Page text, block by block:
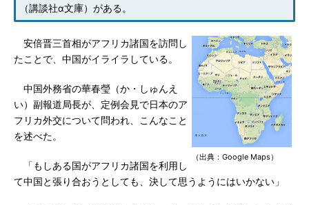
（講談社α文庫）がある。
（出典：Google Maps）
安倍晋三首相がアフリカ諸国を訪問し
たことで、中国がイライラしている。
中国外務省の華春瑩（か・しゅんえ
い）副報道局長が、定例会見で日本のア
フリカ外交について問われ、こんなこと
を述べた。
「もしある国がアフリカ諸国を利用し
て中国と張り合おうとしても、決して思うようにはいかない」